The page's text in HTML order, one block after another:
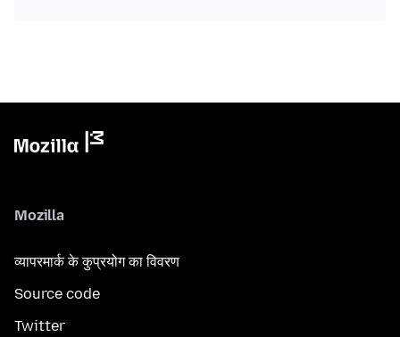
Mozilla
व्यापरमार्क के कुप्रयोग का विवरण
Source code
Twitter